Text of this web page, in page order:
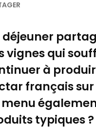
déjeuner
vignes qui
à
français sur
typiques